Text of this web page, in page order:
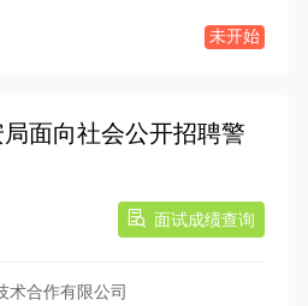
未开始
面向社会公开招聘警
面试成绩查询
术合作有限公司